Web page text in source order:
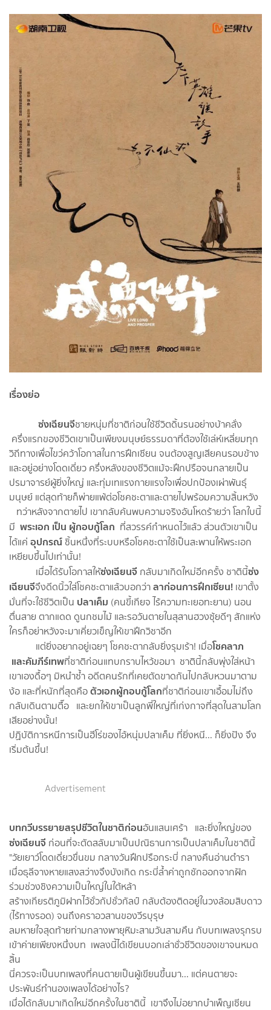
เรื่องย่อ
ซ่งเฉียนจีชายหนุ่มที่ชาติก่อนใช้ชีวิตดิ้นรนอย่างบ้าคลั่ง
ครึ่งแรกของชีวิตเขาเป็นเพียงมนุษย์ธรรมดาที่ต้องใช้เล่ห์เหลี่ยมทุก
วิถีทางเพื่อไขว่คว้าโอกาสในการฝึกเซียน จนต้องสูญเสียคนรอบข้าง
และอยู่อย่างโดดเดี่ยว ครึ่งหลังของชีวิตแม้จะฝึกปรือจนกลายเป็น
ปรมาจารย์ผู้ยิ่งใหญ่ และทุ่มเทแรงกายแรงใจเพื่อปกป้องเผ่าพันธุ์
มนุษย์ แต่สุดท้ายก็พ่ายแพ้ต่อโชคชะตาและตายไปพร้อมความสิ้นหวัง
ทว่าหลังจากตายไป เขากลับค้นพบความจริงอันโหดร้ายว่า โลกใบนี้
มี พระเอก เป็น ผู้กอบกู้โลก ที่สวรรค์กำหนดไว้แล้ว ส่วนตัวเขาเป็น
ได้แค่ อุปกรณ์ ชิ้นหนึ่งที่ระบบหรือโชคชะตาใช้เป็นสะพานให้พระเอก
เหยียบขึ้นไปเท่านั้น!
เมื่อได้รับโอกาสให้ซ่งเฉียนจี กลับมาเกิดใหม่อีกครั้ง ชาตินี้ซ่ง
เฉียนจีจึงดีดนิ้วใส่โชคชะตาแล้วบอกว่าลาก่อนการฝึกเซียน! เขาตั้ง
มั่นที่จะใช้ชีวิตเป็น ปลาเค็ม (คนขี้เกียจ ไร้ความทะเยอทะยาน) นอน
ตื่นสาย ตากแดด ดูนกชมไม้ และรอวันตายในสุสานฮวงซุ้ยดีๆ สักแห่ง
ใครก็อย่าหวังจะมาเคี่ยวเข็ญให้เขาฝึกวิชาอีก
แต่ยิ่งอยากอยู่เฉยๆ โชคชะตากลับยิ่งรุมเร้า! เมื่อโชคลาภ
และคัมภีร์เทพที่ชาติก่อนแทบกราบไหว้ขอมา ชาตินี้กลับพุ่งใส่หน้า
เขาเองดื้อๆ มิหนำซ้ำ อดีตคนรักที่เคยตัดขาดกันไปกลับหวนมาตาม
ง้อ และที่หนักที่สุดคือตัวเอกผู้กอบกู้โลกที่ชาติก่อนเขาเอื้อมไม่ถึง
กลับเดินตามตื๊อ และยกให้เขาเป็นลูกพี่ใหญ่ที่เก่งกาจที่สุดในสามโลก
เสียอย่างนั้น!
ปฏิบัติการหนีการเป็นฮีโร่ของไอ้หนุ่มปลาเค็ม ที่ยิ่งหนี... ก็ยิ่งปัง จึง
เริ่มต้นขึ้น!
Advertisement
บทกวีบรรยายสรุปชีวิตในชาติก่อนอันแสนเศร้า และยิ่งใหญ่ของ
ซ่งเฉียนจี ก่อนที่จะตัดสลับมาเป็นปณิธานการเป็นปลาเค็มในชาตินี้
"วัยเยาว์โดดเดี่ยวขื่นขม กลางวันฝึกปรือกระบี่ กลางคืนอ่านตำรา
เมื่อธุลีจางหายแสงสว่างจึงบังเกิด กระบี่ล้ำค่าถูกชักออกจากฝัก
ร่วมช่วงชิงความเป็นใหญ่ในใต้หล้า
สร้างเกียรติภูมิฝากไว้ชั่วกัปชั่วกัลป์ กลับต้องติดอยู่ในวงล้อมสิบดาว
(ไร้ทางรอด) จนถึงคราอวสานของวีรบุรุษ
ลมหายใจสุดท้ายท่ามกลางพายุหิมะสามวันสามคืน กับบทเพลงรุกรบ
เข้าค่ายเพียงหนึ่งบท เพลงนี้ได้เขียนบอกเล่าชั่วชีวิตของเขาจนหมด
สิ้น
นี่ควรจะเป็นบทเพลงที่คนตายเป็นผู้เขียนขึ้นมา... แต่คนตายจะ
ประพันธ์ทำนองเพลงได้อย่างไร?
เมื่อได้กลับมาเกิดใหม่อีกครั้งในชาตินี้ เขาจึงไม่อยากบำเพ็ญเซียน